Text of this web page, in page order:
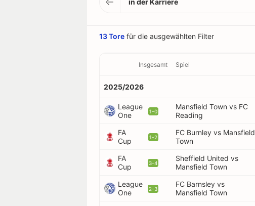
in der Karriere
13 Tore für die ausgewählten Filter
Insgesamt Spiel
2025/2026
League
One
1-0
Mansfield Town vs FC
Reading
FA
Cup
1-2
FC Burnley vs Mansfield
Town
FA
Cup
3-4
Sheffield United vs
Mansfield Town
League
One
2-3
FC Barnsley vs
Mansfield Town